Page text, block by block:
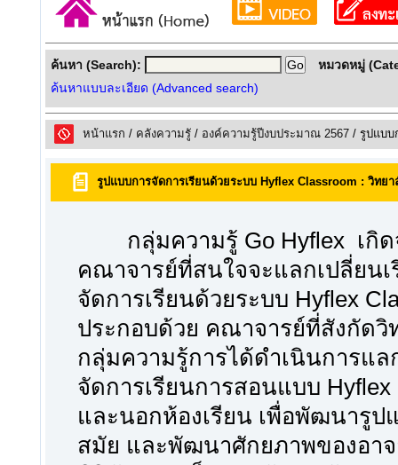
ค้นหา (Search):
ค้นหาแบบละเอียด (Advanced search)
หมวดหมู่
หน้าแรก / คลังความรูั / องค์ความรู้ปีงบประมาณ 2567 / รูปแบบ
รูปแบบการจัดการเรียนด้วยระบบ Hyflex Classroom : วิทยา
กลุ่มความรู้ Go Hyflex เกิด
คณาจารย์ที่สนใจจะแลกเปลี่ยนเ
จัดการเรียนด้วยระบบ Hyflex
ประกอบด้วย คณาจารย์ที่สังกัดวิ
กลุ่มความรู้การได้ดำเนินการแล
จัดการเรียนการสอนแบบ
และนอกห้องเรียน เพื่อพัฒนารูป
สมัย และพัฒนาศักยภาพของอา